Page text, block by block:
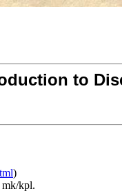
to
)
mk/kpl.